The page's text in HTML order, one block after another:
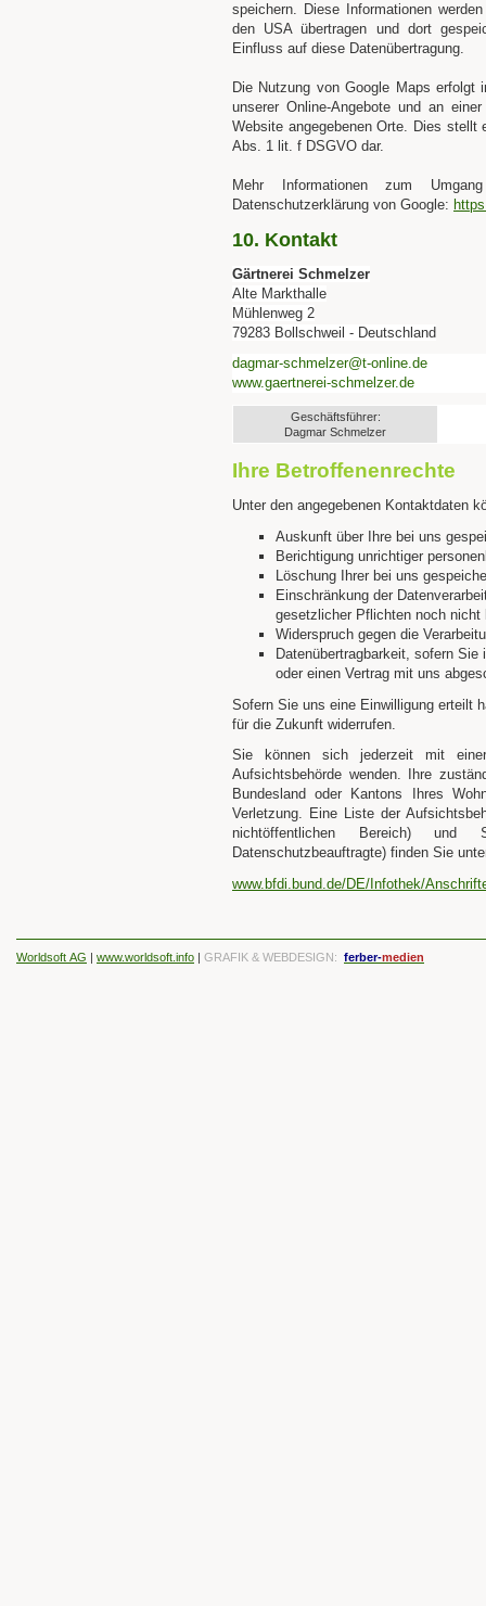
speichern. Diese Informationen
den USA übertragen und dort
Einfluss auf diese Datenübertragung.
Die Nutzung von Google Maps erfolgt
unserer Online-Angebote und an
Website angegebenen Orte. Dies
Abs. 1 lit. f DSGVO dar.
Mehr Informationen zum
Datenschutzerklärung von Google:
10. Kontakt
Gärtnerei Schmelzer
Alte Markthalle
Mühlenweg 2
79283 Bollschweil - Deutschland
dagmar-schmelzer@t-online.de
www.gaertnerei-schmelzer.de
Geschäftsführer:
Dagmar Schmelzer
Ihre Betroffenenrechte
Unter den angegebenen Kontaktdaten
Auskunft über Ihre bei uns
Berichtigung unrichtiger
Löschung Ihrer bei uns
Einschränkung der
gesetzlicher Pflichten noch nicht
Widerspruch gegen die
Datenübertragbarkeit, sofern
oder einen Vertrag mit uns
Sofern Sie uns eine Einwilligung erteilt
für die Zukunft widerrufen.
Sie können sich jederzeit mit
Aufsichtsbehörde wenden. Ihre
Bundesland oder Kantons Ihres
Verletzung. Eine Liste der
nichtöffentlichen Bereich) und
Datenschutzbeauftragte) finden Sie
www.bfdi.bund.de/DE/Infothek/
Worldsoft AG | www.worldsoft.info | GRAFIK & WEBDESIGN: ferber-medien